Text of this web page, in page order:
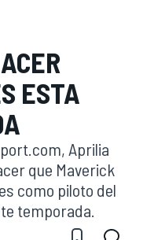
ESTA
Aprilia
que Maverick
como piloto del
temporada.